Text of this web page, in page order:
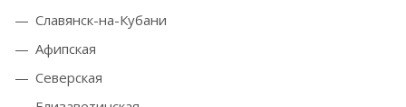
Славянск-на-Кубани
Афипская
Северская